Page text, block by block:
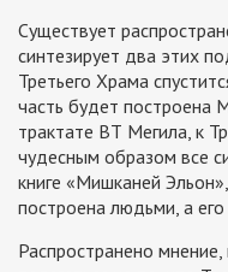
Существует
синтезирует два этих
Третьего Храма
часть будет
трактате ВТ Мегила, к
чудесным образом все
книге «Мишканей
построена людьми, а его
Распространено